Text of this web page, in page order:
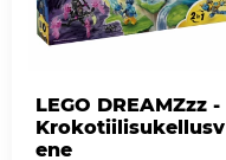
LEGO DREAMZzz -
Krokotiilisukellusv
ene